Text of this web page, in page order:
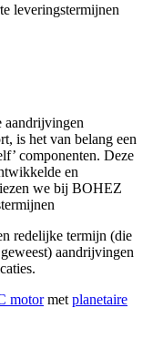
leveringstermijnen
aandrijvingen
is het van belang een
componenten. Deze
en
we bij BOHEZ
redelijke termijn (die
aandrijvingen
motormet planetaire